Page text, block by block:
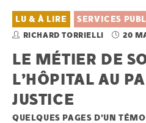
LU & À LIRE SERVICES
RICHARD TORRIELLI 20
LE MÉTIER DE
L’HÔPITAL AU
JUSTICE
QUELQUES PAGES D’UN